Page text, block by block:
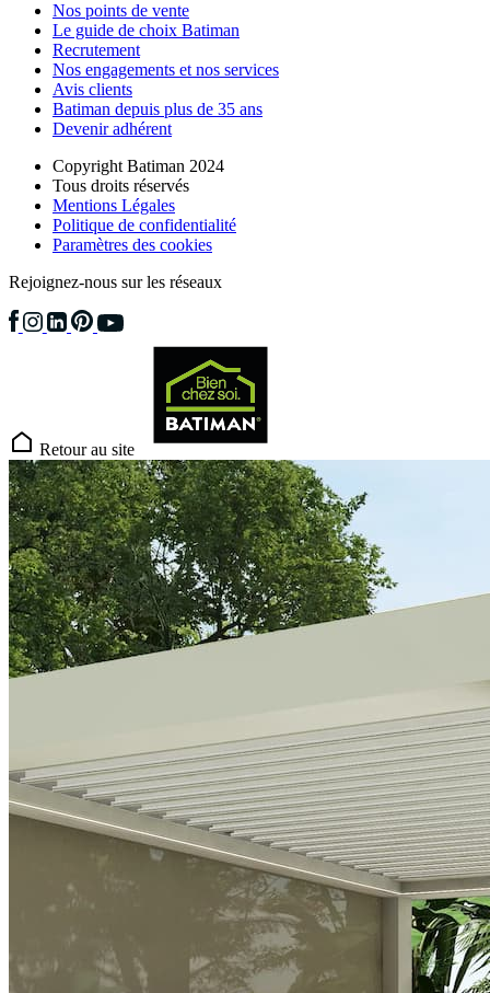
Nos points de vente
Le guide de choix Batiman
Recrutement
Nos engagements et nos services
Avis clients
Batiman depuis plus de 35 ans
Devenir adhérent
Copyright Batiman 2024
Tous droits réservés
Mentions Légales
Politique de confidentialité
Paramètres des cookies
Rejoignez-nous sur les réseaux
Retour au site